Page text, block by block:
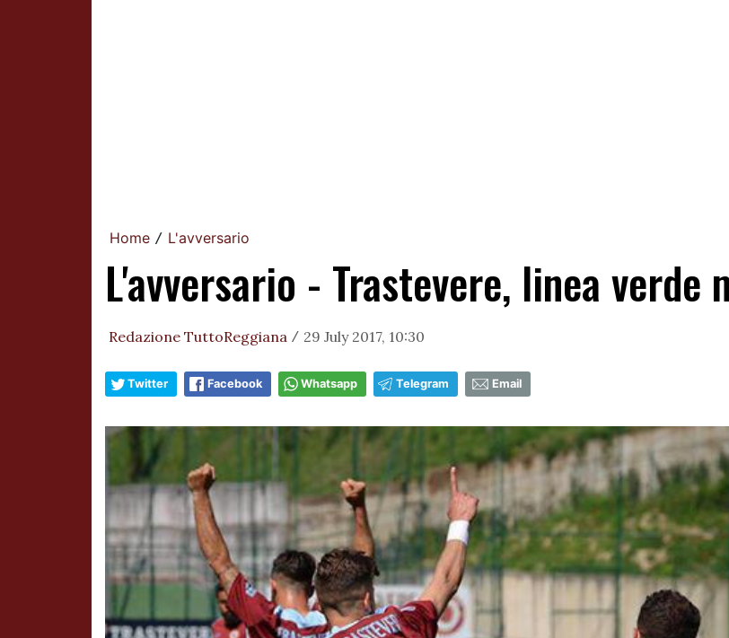
Home / L'avversario
L'avversario - Trastevere, linea
Redazione TuttoReggiana / 29 July 2017, 10:30
Twitter Facebook Whatsapp Telegram Email